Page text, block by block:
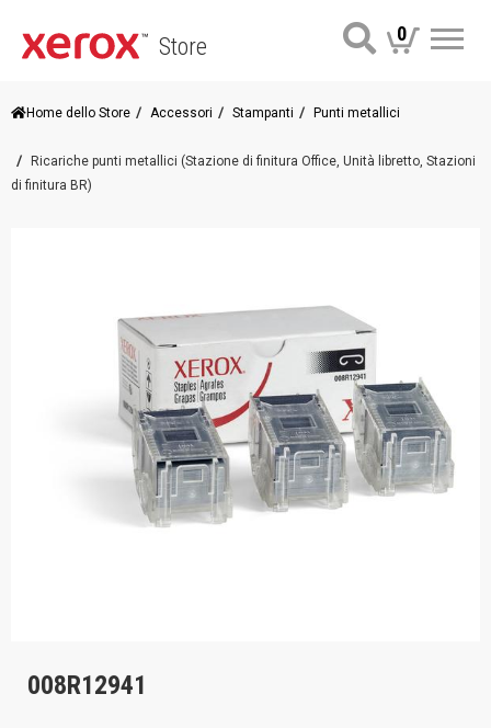
Store 0
Home dello Store Accessori Stampanti Punti metallici
Ricariche punti metallici (Stazione di finitura Office, Unità libretto, Stazioni
di finitura BR)
008R12941